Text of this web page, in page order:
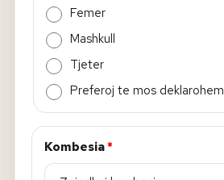
Femer
Mashkull
Tjeter
Preferoj te mos deklarohem
Kombesia*